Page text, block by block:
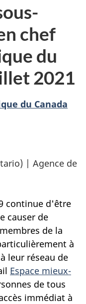
chef
du
2021
du Canada
| Agence de
continue d'être
causer de
de la
à
leur réseau de
Espace mieux-
de tous
immédiat à